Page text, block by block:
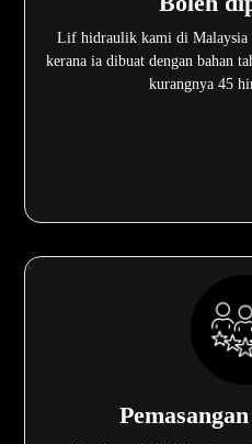
Lif hidraulik kami di Malaysia
kerana ia dibuat dengan bahan
kurangnya 45